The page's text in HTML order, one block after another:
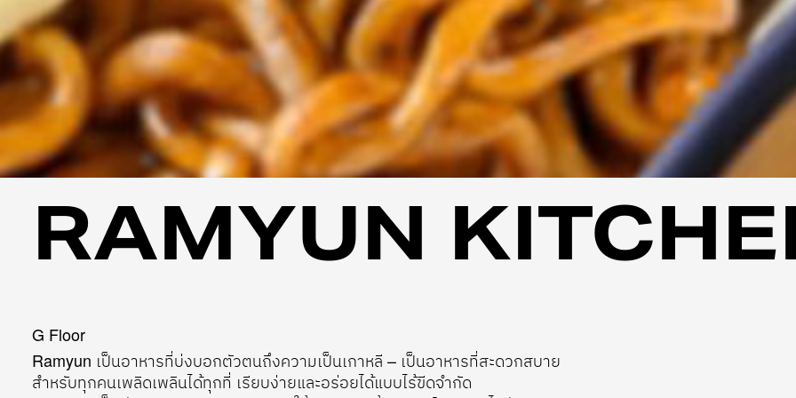
RAMYUN
G Floor
Ramyun เป็นอาหารที่บ่งบอกตัวตนถึงความเป็นเกาหลี – เป็นอาหารที่สะดวกสบาย
สำหรับทุกคนเพลิดเพลินได้ทุกที่ เรียบง่ายและอร่อยได้แบบไร้ขีดจำกัด